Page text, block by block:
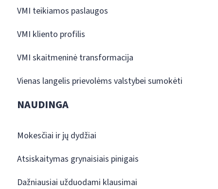
VMI teikiamos paslaugos
VMI kliento profilis
VMI skaitmeninė transformacija
Vienas langelis prievolėms valstybei sumokėti
NAUDINGA
Mokesčiai ir jų dydžiai
Atsiskaitymas grynaisiais pinigais
Dažniausiai užduodami klausimai